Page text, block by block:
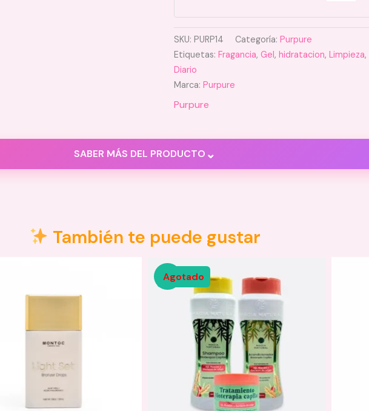
SKU: PURP14 Categoría: Purpure
Etiquetas: Fragancia, Gel, hidratacion, Limpieza,
Diario
Marca: Purpure
Purpure
SABER MÁS DEL PRODUCTO ⌄
También te puede gustar
Sale!
Agotado